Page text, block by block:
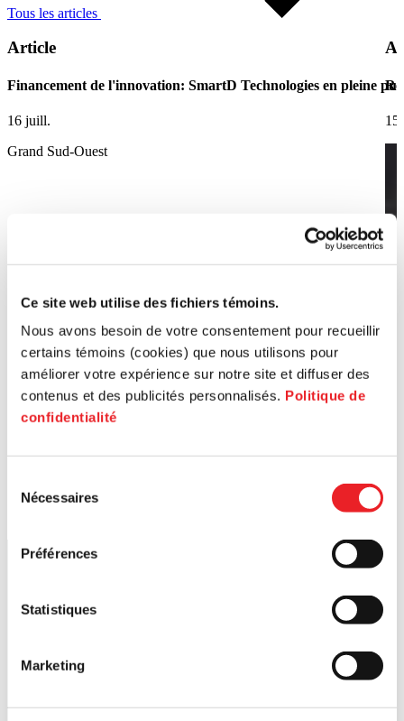
Ce site web utilise des fichiers témoins.
Nous avons besoin de votre consentement pour recueillir
certains témoins (cookies) que nous utilisons pour
améliorer votre expérience sur notre site et diffuser des
contenus et des publicités personnalisés. Politique de
confidentialité
Nécessaires
Préférences
Statistiques
Marketing
Tous les articles
Article
Financement de l'innovation: SmartD Technologies en pleine
16 juill.
Grand Sud-Ouest
15